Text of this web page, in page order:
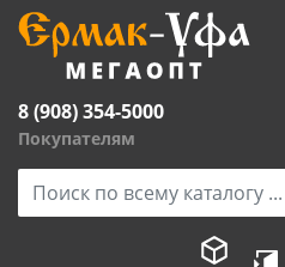
8 (908) 354-5000
Покупателям